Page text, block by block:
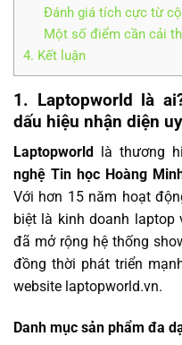
Đánh giá tích cực từ
Một số điểm cần cải
4. Kết luận
1. Laptopworld là
dấu hiệu nhận diện
Laptopworld là thương
nghệ Tin học Hoàng
Với hơn 15 năm hoạt
biệt là kinh doanh laptop
đã mở rộng hệ thống
đồng thời phát triển
website laptopworld.vn.
Danh mục sản phẩm đa